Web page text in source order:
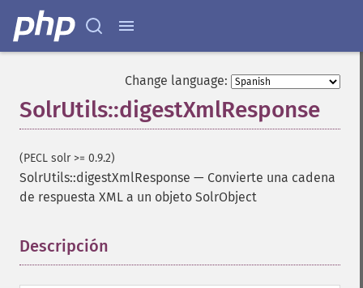
Change language:
SolrUtils::digestXmlResponse
(PECL solr >= 0.9.2)
SolrUtils::digestXmlResponse — Convierte una cadena
de respuesta XML a un objeto SolrObject
Descripción